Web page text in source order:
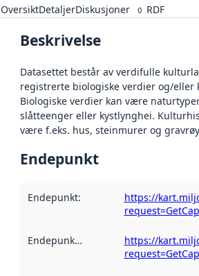
OversiktDetaljerDiskusjoner 0 RDF
Beskrivelse
Datasettet består av verdifulle
registrerte biologiske verdier og/eller
Biologiske verdier kan være
slåtteenger eller kystlynghei.
være f.eks. hus, steinmurer og
Endepunkt
Endepunkt:
https://
Endepunktbeskrivelse :
https://